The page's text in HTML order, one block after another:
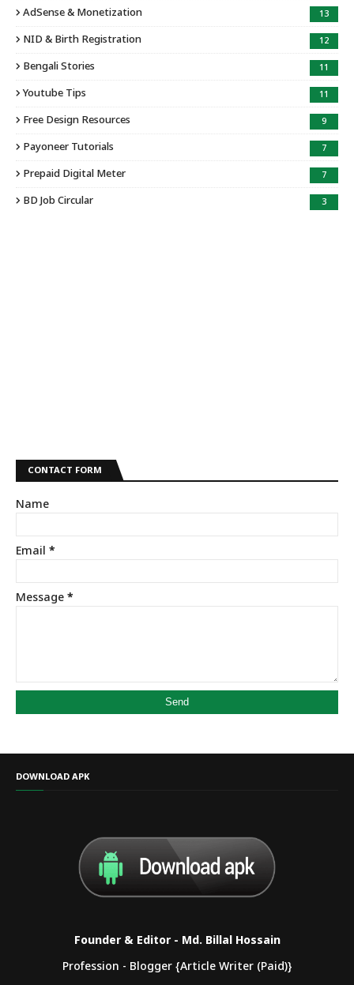
AdSense & Monetization 13
NID & Birth Registration 12
Bengali Stories 11
Youtube Tips 11
Free Design Resources 9
Payoneer Tutorials 7
Prepaid Digital Meter 7
BD Job Circular 3
CONTACT FORM
Name
Email *
Message *
DOWNLOAD APK
Founder & Editor - Md. Billal Hossain
Profession - Blogger {Article Writer (Paid)}